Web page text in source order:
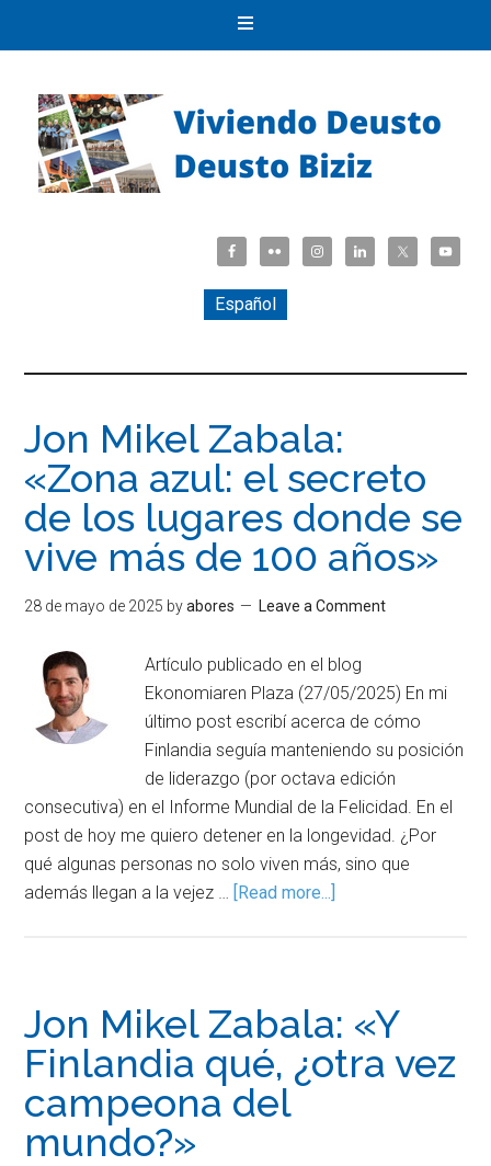
Español
Jon Mikel Zabala:
«Zona azul: el secreto
de los lugares donde se
vive más de 100 años»
28 de mayo de 2025 byabores Leave a Comment
Artículo publicado en el blog
Ekonomiaren Plaza (27/05/2025) En mi
último post escribí acerca de cómo
Finlandia seguía manteniendo su posición
de liderazgo (por octava edición
consecutiva) en el Informe Mundial de la Felicidad. En el
post de hoy me quiero detener en la longevidad. ¿Por
qué algunas personas no solo viven más, sino que
además llegan a la vejez … [Read more...]
Jon Mikel Zabala: «Y
Finlandia qué, ¿otra vez
campeona del
mundo?»